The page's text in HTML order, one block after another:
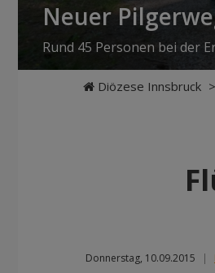
Neuer
Rund 45 Personen bei der
Diözese Innsbruck >
Donnerstag, 10.09.2015 |